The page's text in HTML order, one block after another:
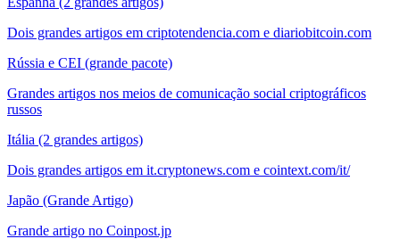
Dois grandes artigos em criptotendencia.com e diariobitcoin.com
Rússia e CEI (grande pacote)
Grandes artigos nos meios de comunicação social criptográficos
russos
Itália (2 grandes artigos)
Dois grandes artigos em it.cryptonews.com e cointext.com/it/
Japão (Grande Artigo)
Grande artigo no Coinpost.jp